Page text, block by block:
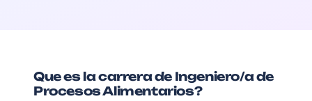
Que es la carrera de Ingeniero/a de
Procesos Alimentarios?